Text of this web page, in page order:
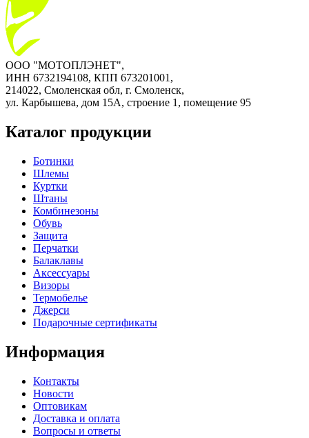
ООО "МОТОПЛЭНЕТ",
ИНН 6732194108, КПП 673201001,
214022, Смоленская обл, г. Смоленск,
ул. Карбышева, дом 15А, строение 1, помещение 95
Каталог продукции
Ботинки
Шлемы
Куртки
Штаны
Комбинезоны
Обувь
Защита
Перчатки
Балаклавы
Аксессуары
Визоры
Термобелье
Джерси
Подарочные сертификаты
Информация
Контакты
Новости
Оптовикам
Доставка и оплата
Вопросы и ответы